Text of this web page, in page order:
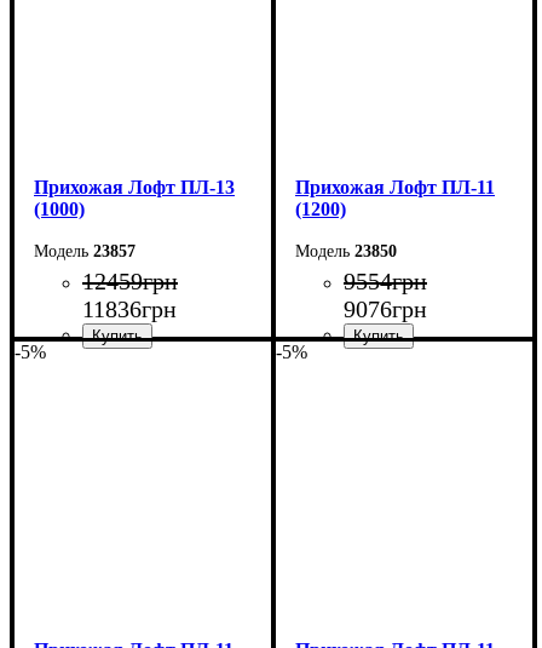
Прихожая Лофт ПЛ-13
(1000)
23857
12459грн
11836грн
Прихожая Лофт ПЛ-11
(1200)
23850
9554грн
9076грн
-5% -5%